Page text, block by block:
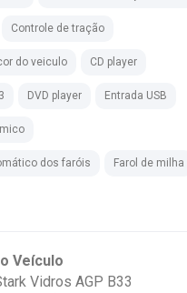
Controle de tração
do veiculo CD player
DVD player Entrada USB
dos faróis Farol de milha
Veículo
Vidros AGP B33